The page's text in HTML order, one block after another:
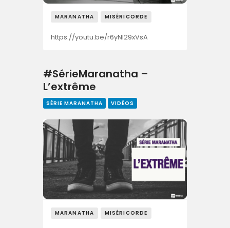
MARANATHA MISÉRICORDE
https://youtu.be/r6yNI29xVsA
#SérieMaranatha –
L’extrême
SÉRIE MARANATHA VIDÉOS
MARANATHA MISÉRICORDE